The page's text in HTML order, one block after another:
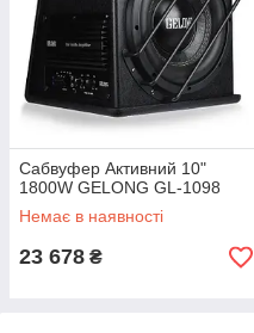
Сабвуфер Активний 10"
1800W GELONG GL-1098
Немає в наявності
23 678 ₴